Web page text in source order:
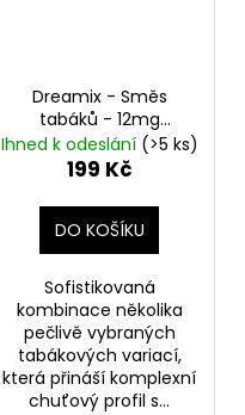
Dreamix - Směs
tabáků - 12mg
Blended Tobacco
Ihned k odeslání (>5 ks)
199 Kč
DO KOŠÍKU
Sofistikovaná
kombinace několika
pečlivě vybraných
tabákových variací,
která přináší komplexní
chuťový profil s...